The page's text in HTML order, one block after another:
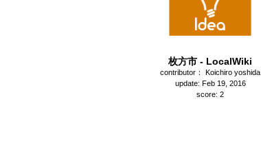
枚方市 - LocalWiki
contributor： Koichiro yoshida
update: Feb 19, 2016
score: 2